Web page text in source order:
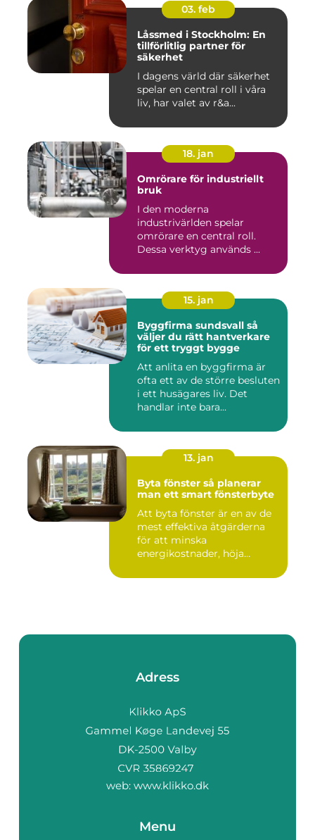
03. feb
Låssmed i Stockholm: En
tillförlitlig partner för
säkerhet
I dagens värld där säkerhet
spelar en central roll i våra
liv, har valet av r&a...
18. jan
Omrörare för industriellt
bruk
I den moderna
industrivärlden spelar
omrörare en central roll.
Dessa verktyg används ...
15. jan
Byggfirma sundsvall så
väljer du rätt hantverkare
för ett tryggt bygge
Att anlita en byggfirma är
ofta ett av de större besluten
i ett husägares liv. Det
handlar inte bara...
13. jan
Byta fönster så planerar
man ett smart fönsterbyte
Att byta fönster är en av de
mest effektiva åtgärderna
för att minska
energikostnader, höja
Adress
web: www.klikko.dk
Menu